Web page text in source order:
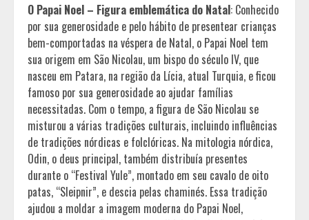
O Papai Noel – Figura emblemática do Natal: Conhecido
por sua generosidade e pelo hábito de presentear crianças
bem-comportadas na véspera de Natal, o Papai Noel tem
sua origem em São Nicolau, um bispo do século IV, que
nasceu em Patara, na região da Lícia, atual Turquia, e ficou
famoso por sua generosidade ao ajudar famílias
necessitadas. Com o tempo, a figura de São Nicolau se
misturou a várias tradições culturais, incluindo influências
de tradições nórdicas e folclóricas. Na mitologia nórdica,
Odin, o deus principal, também distribuía presentes
durante o “Festival Yule”, montado em seu cavalo de oito
patas, “Sleipnir”, e descia pelas chaminés. Essa tradição
ajudou a moldar a imagem moderna do Papai Noel,